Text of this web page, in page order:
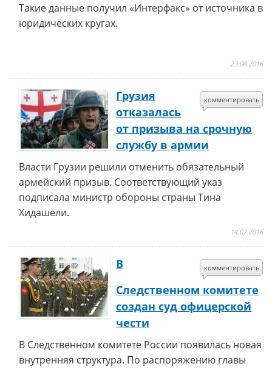
Такие данные получил «Интерфакс» от источника в
юридических кругах.
23.08.2016
комментировать
Грузия
отказалась
от призыва на срочную
службу в армии
Власти Грузии решили отменить обязательный
армейский призыв. Соответствующий указ
подписала министр обороны страны Тина
Хидашели.
14.07.2016
комментировать
В
Следственном комитете
создан суд офицерской
чести
В Следственном комитете России появилась новая
внутренняя структура. По распоряжению главы